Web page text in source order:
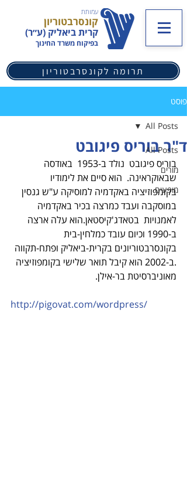
עמותת
קונסרבטוריון
קרית ביאליק (ע״ר)
בפיקוח משרד החינוך
תרומה לקונסרבטוריון
פוסט
All Posts
מורים
מופעים
All Posts
ד"ר בוריס פיגובט
בוריס פיגובט  נולד ב-1953  באודסה
שבאוקראינה.  הוא סיים את לימודיו
בקומפוזיציה באקדמיה למוסיקה ע"ש גנסין
במוסקבה ועבד כמרצה בכיר באקדמיה
לאמנויות  בטאדג'קיסטאן.הוא עלה ארצה
ב-1990 וכיום עובד כמלחין-בית
בקונסרבטוריונים בקרית-ביאליק ופתח-תקווה
.ב-2002 הוא קיבל תואר שלישי בקומפוזיציה
מאוניברסיטת בר-אילן.
http://pigovat.com/wordpress/